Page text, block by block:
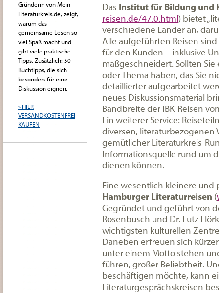
Das Institut für Bildung und
reisen.de/47.0.html) bietet
verschiedene Länder an,
Alle aufgeführten Reisen
für den Kunden – inklusive
maßgeschneidert. Sollten
oder Thema haben, das Sie
detaillierter aufgearbeitet
neues Diskussionsmaterial
Bandbreite der IBK-Reisen
Ein weiterer Service:
diversen, literaturbezogenen
gemütlicher Literaturkreis-
Informationsquelle rund um
dienen können.
Eine wesentlich kleinere und
Hamburger Literaturreisen (
Gegründet und geführt von
Rosenbusch und Dr. Lutz
wichtigsten kulturellen
Daneben erfreuen sich
unter einem Motto stehen
führen, großer Beliebtheit.
beschäftigen möchte, kann
Literaturgesprächskreisen
Gründerin von Mein-
Literaturkreis.de, zeigt,
warum das
gemeinsame Lesen so
viel Spaß macht und
gibt viele praktische
Tipps. Zusätzlich: 50
Buchtipps, die sich
besonders für eine
Diskussion eignen.
» HIER
VERSANDKOSTENFREI
KAUFEN